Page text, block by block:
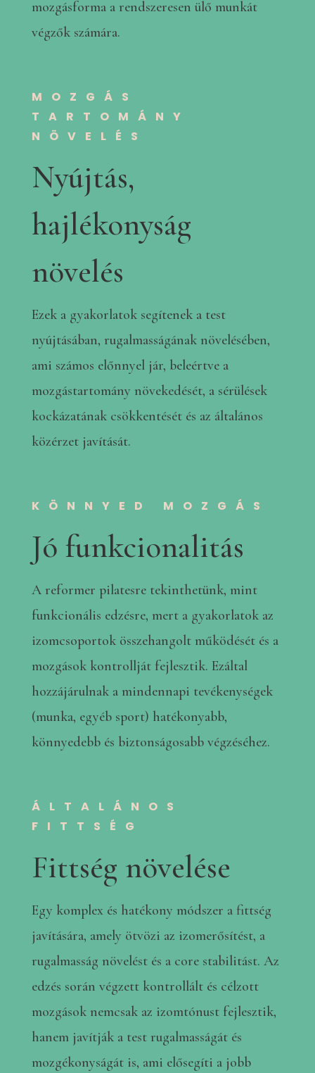
mozgásforma a rendszeresen ülő munkát
végzők számára.
MOZGÁS
TARTOMÁNY
NÖVELÉS
Nyújtás,
hajlékonyság
növelés
Ezek a gyakorlatok segítenek a test
nyújtásában, rugalmasságának növelésében,
ami számos előnnyel jár, beleértve a
mozgástartomány növekedését, a sérülések
kockázatának csökkentését és az általános
közérzet javítását.
KÖNNYED MOZGÁS
Jó funkcionalitás
A reformer pilatesre tekinthetünk, mint
funkcionális edzésre, mert a gyakorlatok az
izomcsoportok összehangolt működését és a
mozgások kontrollját fejlesztik. Ezáltal
hozzájárulnak a mindennapi tevékenységek
(munka, egyéb sport) hatékonyabb,
könnyedebb és biztonságosabb végzéséhez.
ÁLTALÁNOS
FITTSÉG
Fittség növelése
Egy komplex és hatékony módszer a fittség
javítására, amely ötvözi az izomerősítést, a
rugalmasság növelést és a core stabilitást. Az
edzés során végzett kontrollált és célzott
mozgások nemcsak az izomtónust fejlesztik,
hanem javítják a test rugalmasságát és
mozgékonyságát is, ami elősegíti a jobb